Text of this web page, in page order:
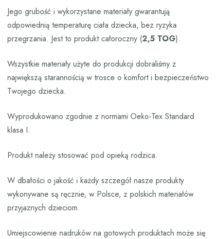
Jego grubość i wykorzystane materiały gwarantują
odpowiednią temperaturę ciała dziecka, bez ryzyka
przegrzania. Jest to produkt całoroczny (2,5 TOG).
Wszystkie materiały użyte do produkcji dobraliśmy z
największą starannością w trosce o komfort i bezpieczeństwo
Twojego dziecka.
Wyprodukowano zgodnie z normami Oeko-Tex Standard
klasa I.
Produkt należy stosować pod opieką rodzica.
W dbałości o jakość i każdy szczegół nasze produkty
wykonywane są ręcznie, w Polsce, z polskich materiałów
przyjaznych dzieciom.
Umiejscowienie nadruków na gotowych produktach może się